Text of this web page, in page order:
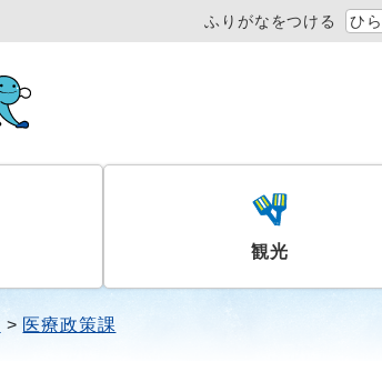
ふりがなをつける ひ
観光
医療政策課